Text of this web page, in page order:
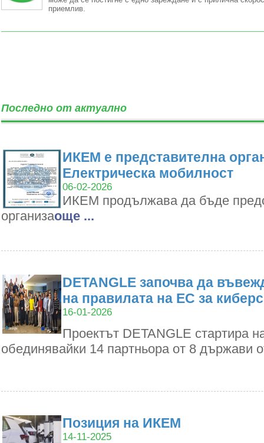
приемлив.
Последно от актуално
ИКЕМ е представителна
Електрическа мобилност
06-02-2026
ИКЕМ продължава да бъде
организаoще ...
DETANGLE започва да
на правилата на ЕС за
16-01-2026
Проектът DETANGLE стартира
обединявайки 14 партньора от 8 държави
Позиция на ИКЕМ
14-11-2025